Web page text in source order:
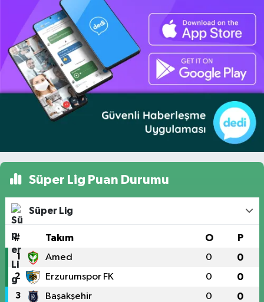
Süper Lig Puan Durumu
Süper Lig
# Takım O P
1 Amed 0 0
2 Erzurumspor FK 0 0
3 Başakşehir 0 0